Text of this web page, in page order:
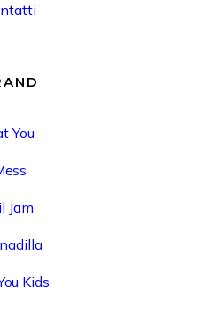
You
Jam
Kids